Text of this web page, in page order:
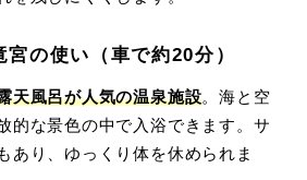
の使い（車で約20分）
天風呂が人気の温泉施設。海と空
的な景色の中で入浴できます。サ
あり、ゆっくり体を休められま